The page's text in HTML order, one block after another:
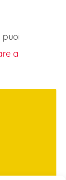
puoi
a